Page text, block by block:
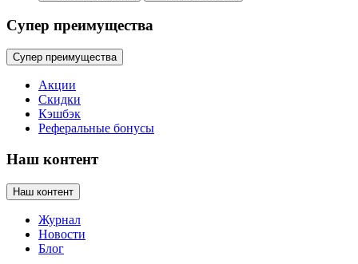
Супер преимущества
Супер преимущества
Акции
Скидки
Кэшбэк
Реферальные бонусы
Наш контент
Наш контент
Журнал
Новости
Блог